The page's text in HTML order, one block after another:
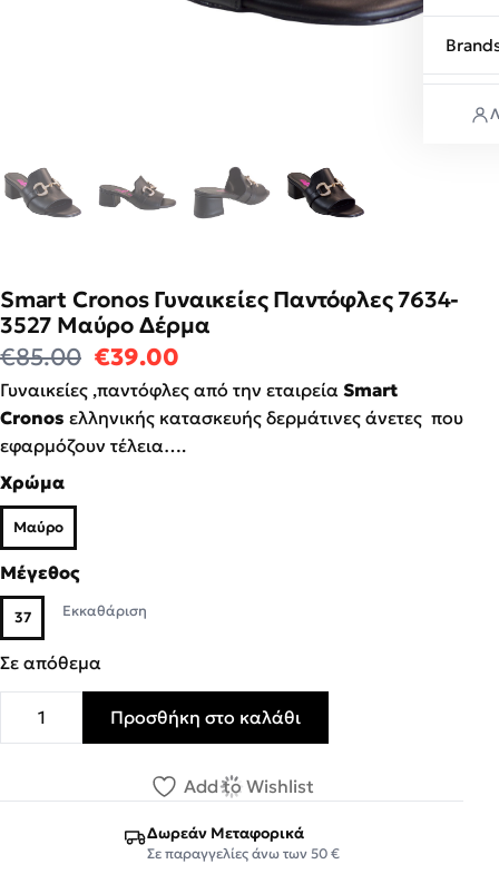
Smart Cronos Γυναικείες Παντόφλες 7634-
3527 Μαύρο Δέρμα
€85.00 Original price was: €85.00.
€39.00
Γυναικείες ,παντόφλες από την εταιρεία Smart
Cronos ελληνικής κατασκευής δερμάτινες άνετες που
εφαρμόζουν τέλεια….
Χρώμα
Μαύρο
Μέγεθος
37 Εκκαθάριση
Σε απόθεμα
Smart Cronos Γυναικείες Παντόφλες 7634-3527 Μαύρο
Προσθήκη στο καλάθι
Add to Wishlist
Δωρεάν Μεταφορικά
Σε παραγγελίες άνω των 50 €